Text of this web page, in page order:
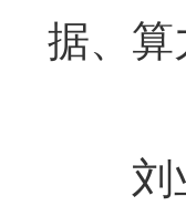
据、
刘业